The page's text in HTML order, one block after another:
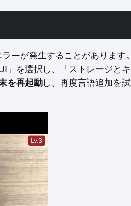
ーが発生することがあります。
を選択し、「ストレージとキ
を再起動 し、再度言語追加を試